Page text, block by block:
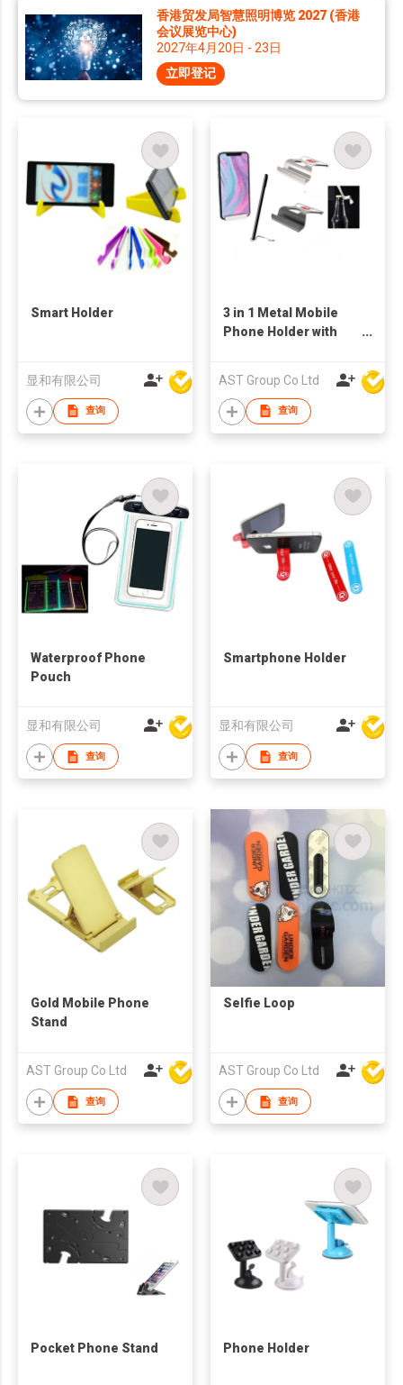
香港贸发局智慧照明博览 2027 (香港
会议展览中心)
2027年4月20日 - 23日
立即登记
Smart Holder
显和有限公司
查询
3 in 1 Metal Mobile
Phone Holder with
AST Group Co Ltd
查询
Waterproof Phone
Pouch
显和有限公司
查询
Smartphone Holder
显和有限公司
查询
Gold Mobile Phone
Stand
AST Group Co Ltd
查询
Selfie Loop
AST Group Co Ltd
查询
Pocket Phone Stand Phone Holder